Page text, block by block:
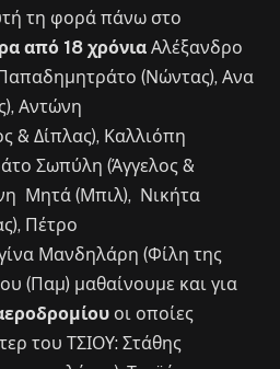
τη φορά πάνω στο
από 18 χρόνια Αλέξανδρο
(Νώντας), Ανα
Αντώνη
& Δίπλας), Καλλιόπη
Σωπύλη (Άγγελος &
Μητά (Μπιλ), Νικήτα
Πέτρο
Μανδηλάρη (Φίλη της
(Παμ) μαθαίνουμε και για
οι οποίες
του ΤΣΙΟΥ: Στάθης